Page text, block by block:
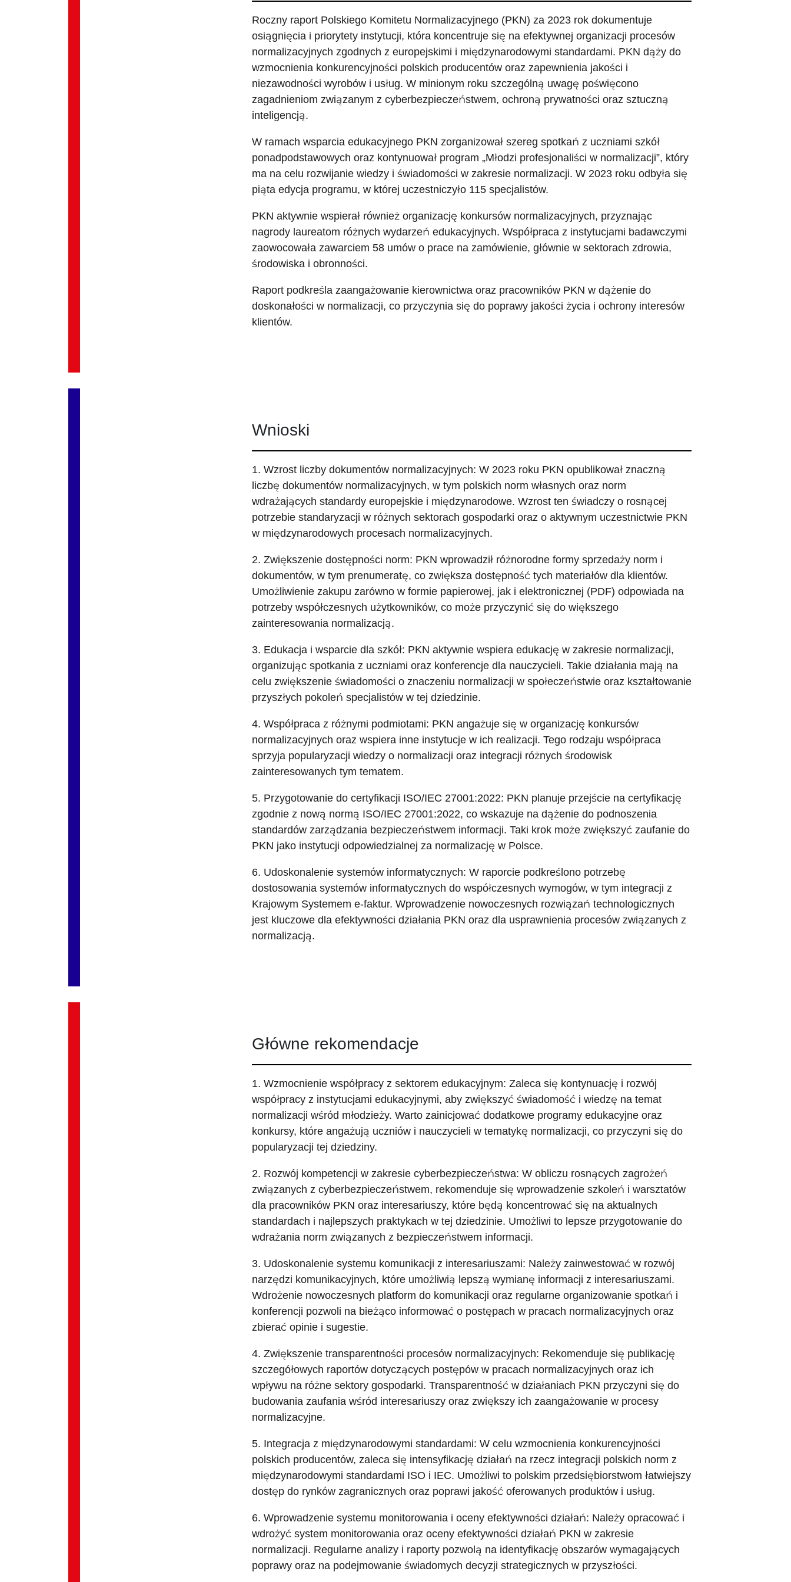
Roczny raport Polskiego Komitetu Normalizacyjnego (PKN) za 2023 rok dokumentuje
osiągnięcia i priorytety instytucji, która koncentruje się na efektywnej organizacji procesów
normalizacyjnych zgodnych z europejskimi i międzynarodowymi standardami. PKN dąży do
wzmocnienia konkurencyjności polskich producentów oraz zapewnienia jakości i
niezawodności wyrobów i usług. W minionym roku szczególną uwagę poświęcono
zagadnieniom związanym z cyberbezpieczeństwem, ochroną prywatności oraz sztuczną
inteligencją.
W ramach wsparcia edukacyjnego PKN zorganizował szereg spotkań z uczniami szkół
ponadpodstawowych oraz kontynuował program „Młodzi profesjonaliści w normalizacji”, który
ma na celu rozwijanie wiedzy i świadomości w zakresie normalizacji. W 2023 roku odbyła się
piąta edycja programu, w której uczestniczyło 115 specjalistów.
PKN aktywnie wspierał również organizację konkursów normalizacyjnych, przyznając
nagrody laureatom różnych wydarzeń edukacyjnych. Współpraca z instytucjami badawczymi
zaowocowała zawarciem 58 umów o prace na zamówienie, głównie w sektorach zdrowia,
środowiska i obronności.
Raport podkreśla zaangażowanie kierownictwa oraz pracowników PKN w dążenie do
doskonałości w normalizacji, co przyczynia się do poprawy jakości życia i ochrony interesów
klientów.
Wnioski
1. Wzrost liczby dokumentów normalizacyjnych: W 2023 roku PKN opublikował znaczną
liczbę dokumentów normalizacyjnych, w tym polskich norm własnych oraz norm
wdrażających standardy europejskie i międzynarodowe. Wzrost ten świadczy o rosnącej
potrzebie standaryzacji w różnych sektorach gospodarki oraz o aktywnym uczestnictwie PKN
w międzynarodowych procesach normalizacyjnych.
2. Zwiększenie dostępności norm: PKN wprowadził różnorodne formy sprzedaży norm i
dokumentów, w tym prenumeratę, co zwiększa dostępność tych materiałów dla klientów.
Umożliwienie zakupu zarówno w formie papierowej, jak i elektronicznej (PDF) odpowiada na
potrzeby współczesnych użytkowników, co może przyczynić się do większego
zainteresowania normalizacją.
3. Edukacja i wsparcie dla szkół: PKN aktywnie wspiera edukację w zakresie normalizacji,
organizując spotkania z uczniami oraz konferencje dla nauczycieli. Takie działania mają na
celu zwiększenie świadomości o znaczeniu normalizacji w społeczeństwie oraz kształtowanie
przyszłych pokoleń specjalistów w tej dziedzinie.
4. Współpraca z różnymi podmiotami: PKN angażuje się w organizację konkursów
normalizacyjnych oraz wspiera inne instytucje w ich realizacji. Tego rodzaju współpraca
sprzyja popularyzacji wiedzy o normalizacji oraz integracji różnych środowisk
zainteresowanych tym tematem.
5. Przygotowanie do certyfikacji ISO/IEC 27001:2022: PKN planuje przejście na certyfikację
zgodnie z nową normą ISO/IEC 27001:2022, co wskazuje na dążenie do podnoszenia
standardów zarządzania bezpieczeństwem informacji. Taki krok może zwiększyć zaufanie do
PKN jako instytucji odpowiedzialnej za normalizację w Polsce.
6. Udoskonalenie systemów informatycznych: W raporcie podkreślono potrzebę
dostosowania systemów informatycznych do współczesnych wymogów, w tym integracji z
Krajowym Systemem e-faktur. Wprowadzenie nowoczesnych rozwiązań technologicznych
jest kluczowe dla efektywności działania PKN oraz dla usprawnienia procesów związanych z
normalizacją.
Główne rekomendacje
1. Wzmocnienie współpracy z sektorem edukacyjnym: Zaleca się kontynuację i rozwój
współpracy z instytucjami edukacyjnymi, aby zwiększyć świadomość i wiedzę na temat
normalizacji wśród młodzieży. Warto zainicjować dodatkowe programy edukacyjne oraz
konkursy, które angażują uczniów i nauczycieli w tematykę normalizacji, co przyczyni się do
popularyzacji tej dziedziny.
2. Rozwój kompetencji w zakresie cyberbezpieczeństwa: W obliczu rosnących zagrożeń
związanych z cyberbezpieczeństwem, rekomenduje się wprowadzenie szkoleń i warsztatów
dla pracowników PKN oraz interesariuszy, które będą koncentrować się na aktualnych
standardach i najlepszych praktykach w tej dziedzinie. Umożliwi to lepsze przygotowanie do
wdrażania norm związanych z bezpieczeństwem informacji.
3. Udoskonalenie systemu komunikacji z interesariuszami: Należy zainwestować w rozwój
narzędzi komunikacyjnych, które umożliwią lepszą wymianę informacji z interesariuszami.
Wdrożenie nowoczesnych platform do komunikacji oraz regularne organizowanie spotkań i
konferencji pozwoli na bieżąco informować o postępach w pracach normalizacyjnych oraz
zbierać opinie i sugestie.
4. Zwiększenie transparentności procesów normalizacyjnych: Rekomenduje się publikację
szczegółowych raportów dotyczących postępów w pracach normalizacyjnych oraz ich
wpływu na różne sektory gospodarki. Transparentność w działaniach PKN przyczyni się do
budowania zaufania wśród interesariuszy oraz zwiększy ich zaangażowanie w procesy
normalizacyjne.
5. Integracja z międzynarodowymi standardami: W celu wzmocnienia konkurencyjności
polskich producentów, zaleca się intensyfikację działań na rzecz integracji polskich norm z
międzynarodowymi standardami ISO i IEC. Umożliwi to polskim przedsiębiorstwom łatwiejszy
dostęp do rynków zagranicznych oraz poprawi jakość oferowanych produktów i usług.
6. Wprowadzenie systemu monitorowania i oceny efektywności działań: Należy opracować i
wdrożyć system monitorowania oraz oceny efektywności działań PKN w zakresie
normalizacji. Regularne analizy i raporty pozwolą na identyfikację obszarów wymagających
poprawy oraz na podejmowanie świadomych decyzji strategicznych w przyszłości.